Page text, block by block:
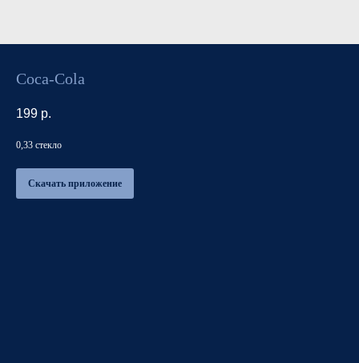
Coca-Cola
199 р.
0,33 стекло
Скачать приложение